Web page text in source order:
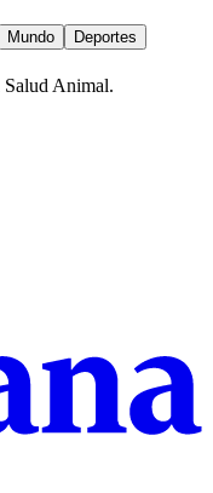
Mundo
Deportes
Salud Animal.